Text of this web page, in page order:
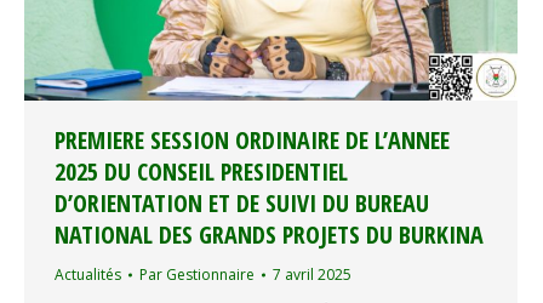
PREMIERE SESSION ORDINAIRE DE L’ANNEE
2025 DU CONSEIL PRESIDENTIEL
D’ORIENTATION ET DE SUIVI DU BUREAU
NATIONAL DES GRANDS PROJETS DU BURKINA
Actualités Par Gestionnaire 7 avril 2025